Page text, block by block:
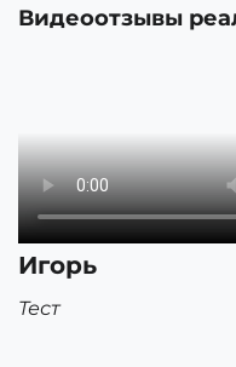
Видеоотзывы
Игорь
Тест